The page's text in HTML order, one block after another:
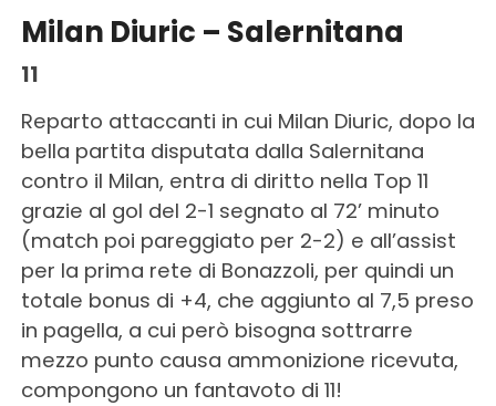
Milan Diuric – Salernitana
11
Reparto attaccanti in cui Milan Diuric, dopo la
bella partita disputata dalla Salernitana
contro il Milan, entra di diritto nella Top 11
grazie al gol del 2-1 segnato al 72’ minuto
(match poi pareggiato per 2-2) e all’assist
per la prima rete di Bonazzoli, per quindi un
totale bonus di +4, che aggiunto al 7,5 preso
in pagella, a cui però bisogna sottrarre
mezzo punto causa ammonizione ricevuta,
compongono un fantavoto di 11!